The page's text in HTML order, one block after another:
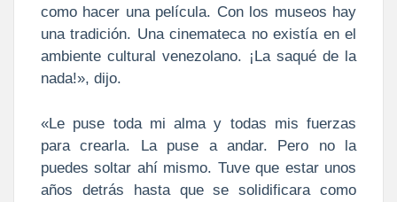
como hacer una película. Con los museos hay
una tradición. Una cinemateca no existía en el
ambiente cultural venezolano. ¡La saqué de la
nada!», dijo.
«Le puse toda mi alma y todas mis fuerzas
para crearla. La puse a andar. Pero no la
puedes soltar ahí mismo. Tuve que estar unos
años detrás hasta que se solidificara como